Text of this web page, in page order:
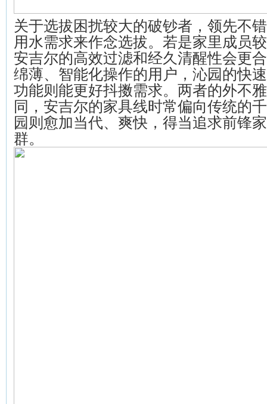
关于选拔困扰较大的破钞者，领先不
用水需求来作念选拔。若是家里成员
安吉尔的高效过滤和经久清醒性会更
绵薄、智能化操作的用户，沁园的快
功能则能更好抖擞需求。两者的外不
同，安吉尔的家具线时常偏向传统的
园则愈加当代、爽快，得当追求前锋
群。